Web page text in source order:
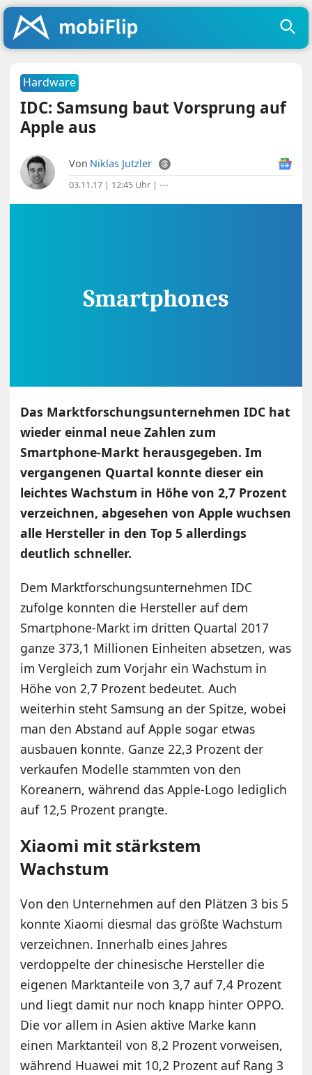
Hardware
IDC: Samsung baut Vorsprung auf
Apple aus
Von Niklas Jutzler
03.11.17 | 12:45 Uhr | ⋯
Das Marktforschungsunternehmen IDC hat
wieder einmal neue Zahlen zum
Smartphone-Markt herausgegeben. Im
vergangenen Quartal konnte dieser ein
leichtes Wachstum in Höhe von 2,7 Prozent
verzeichnen, abgesehen von Apple wuchsen
alle Hersteller in den Top 5 allerdings
deutlich schneller.
Dem Marktforschungsunternehmen IDC
zufolge konnten die Hersteller auf dem
Smartphone-Markt im dritten Quartal 2017
ganze 373,1 Millionen Einheiten absetzen, was
im Vergleich zum Vorjahr ein Wachstum in
Höhe von 2,7 Prozent bedeutet. Auch
weiterhin steht Samsung an der Spitze, wobei
man den Abstand auf Apple sogar etwas
ausbauen konnte. Ganze 22,3 Prozent der
verkaufen Modelle stammten von den
Koreanern, während das Apple-Logo lediglich
auf 12,5 Prozent prangte.
Xiaomi mit stärkstem
Wachstum
Von den Unternehmen auf den Plätzen 3 bis 5
konnte Xiaomi diesmal das größte Wachstum
verzeichnen. Innerhalb eines Jahres
verdoppelte der chinesische Hersteller die
eigenen Marktanteile von 3,7 auf 7,4 Prozent
und liegt damit nur noch knapp hinter OPPO.
Die vor allem in Asien aktive Marke kann
einen Marktanteil von 8,2 Prozent vorweisen,
während Huawei mit 10,2 Prozent auf Rang 3